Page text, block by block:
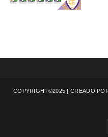
COPYRIGHT©2025 | CREADO